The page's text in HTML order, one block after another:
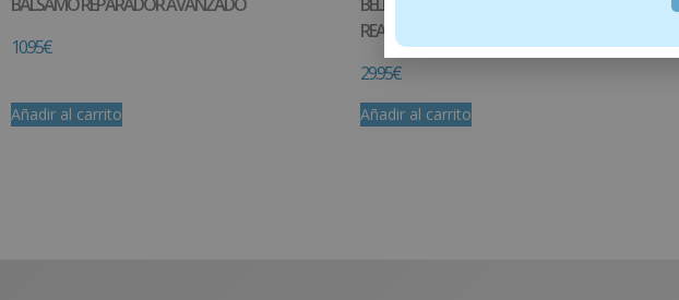
10.95€
Añadir al carrito
REAFIRMANTE 50 ML
29.95€
Añadir al carrito